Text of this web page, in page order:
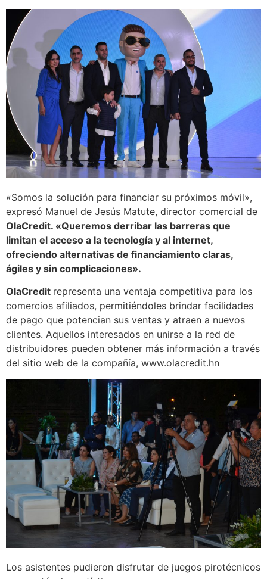
«Somos la solución para financiar su próximos móvil»,
expresó Manuel de Jesús Matute, director comercial de
OlaCredit. «Queremos derribar las barreras que
limitan el acceso a la tecnología y al internet,
ofreciendo alternativas de financiamiento claras,
ágiles y sin complicaciones».
OlaCredit representa una ventaja competitiva para los
comercios afiliados, permitiéndoles brindar facilidades
de pago que potencian sus ventas y atraen a nuevos
clientes. Aquellos interesados en unirse a la red de
distribuidores pueden obtener más información a través
del sitio web de la compañía, www.olacredit.hn
Los asistentes pudieron disfrutar de juegos pirotécnicos